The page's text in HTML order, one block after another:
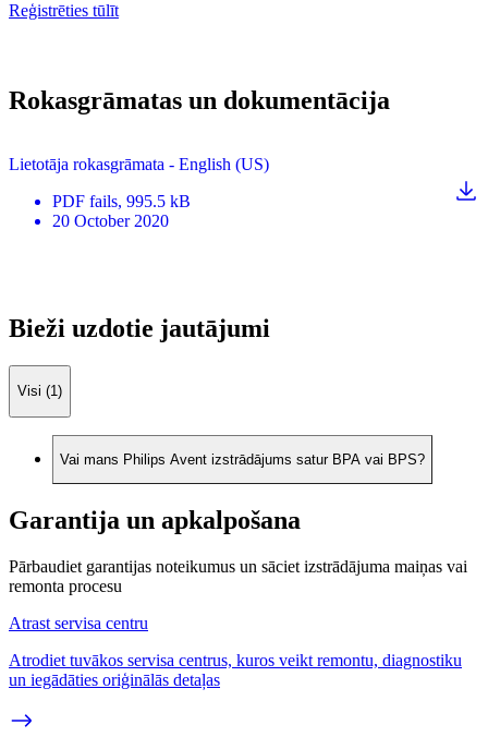
Reģistrēties tūlīt
Rokasgrāmatas un dokumentācija
Lietotāja rokasgrāmata - English (US)
PDF fails, 995.5 kB
20 October 2020
Bieži uzdotie jautājumi
Visi (1)
Vai mans Philips Avent izstrādājums satur BPA vai BPS?
Garantija un apkalpošana
Pārbaudiet garantijas noteikumus un sāciet izstrādājuma maiņas vai
remonta procesu
Atrast servisa centru
Atrodiet tuvākos servisa centrus, kuros veikt remontu, diagnostiku
un iegādāties oriģinālās detaļas